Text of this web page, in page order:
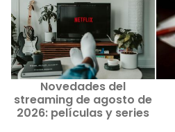
Novedades del
streaming de agosto de
2026: películas y series